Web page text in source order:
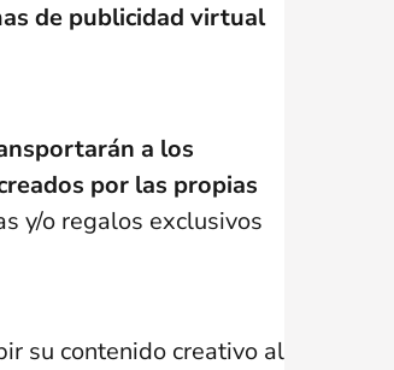
de publicidad virtual
a los
por las propias
y/o regalos exclusivos
su contenido creativo al